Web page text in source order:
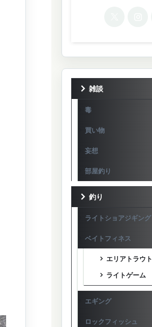
雑談
毒
買い物
妄想
部屋釣り
釣り
ライトショアジギング
ベイトフィネス
エリアトラウト
ライトゲーム
エギング
ロックフィッシュ